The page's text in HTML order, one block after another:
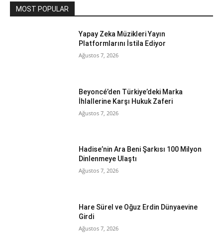
MOST POPULAR
Yapay Zeka Müzikleri Yayın
Platformlarını İstila Ediyor
Ağustos 7, 2026
Beyoncé’den Türkiye’deki Marka
İhlallerine Karşı Hukuk Zaferi
Ağustos 7, 2026
Hadise’nin Ara Beni Şarkısı 100 Milyon
Dinlenmeye Ulaştı
Ağustos 7, 2026
Hare Sürel ve Oğuz Erdin Dünyaevine
Girdi
Ağustos 7, 2026